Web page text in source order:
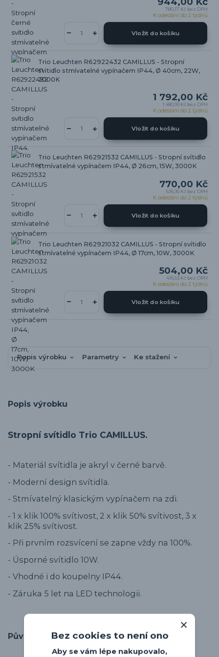
780,17 Kč bez DPH
K odeslání do 2 týdnů
Vložit do košíku
Trio Leuchten R62922432 CAMILLUS - Stropní
svítidlo stmívatelné vypínačem IP44, Ø 40cm, 22W,
3000K
1 792,00 Kč
1 480,99 Kč bez DPH
K odeslání do 2 týdnů
Vložit do košíku
Trio Leuchten R62921532 CAMILLUS - Stropní svítidlo
stmívatelné vypínačem IP44, Ø 26cm, 15W, 3000K
770,00 Kč
636,36 Kč bez DPH
K odeslání do 2 týdnů
Vložit do košíku
Trio Leuchten R62921032 CAMILLUS - Stropní svítidlo
stmívatelné vypínačem IP44, Ø 17cm, 10W, 3000K
504,00 Kč
416,53 Kč bez DPH
K odeslání do 2 týdnů
Vložit do košíku
Popis výrobku Parametry Ke stažení
Popis výrobku
Stropní svítidlo Trio CAMILLUS.
- Materiál svítidla je akryl v černé barvě.
- Moderní design svítidla.
- Stmívatelný klasickým vypínačem na zdi.
- 1 x klik 100% svítivost, 2 x klik 50% svítivost, 3 x
klik 25% svítivost.
- Při prvním rozsvícení se zapne vždy na 100%.
- Úsporné svítidlo 10W.
- Vhodné i do koupelny IP44.
- Záruka 5 let na LED technologii.
Původ zbožíBez cookies to není ono
Aby se vám lépe nakupovalo,